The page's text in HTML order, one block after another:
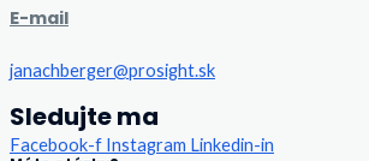
E-mail
janachberger@prosight.sk
Sledujte ma
Facebook-f Instagram Linkedin-in